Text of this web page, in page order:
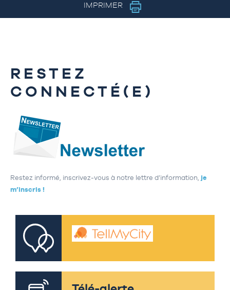
IMPRIMER
RESTEZ
CONNECTÉ(E)
Restez informé, inscrivez-vous à notre lettre d’information, je
m’inscris !